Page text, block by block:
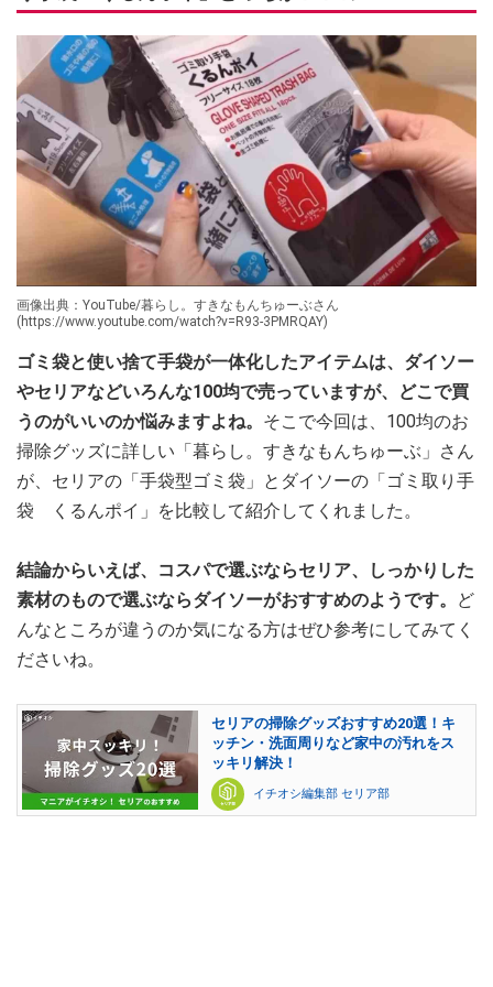
画像出典：YouTube/暮らし。すきなもんちゅーぶさん
(https://www.youtube.com/watch?v=R93-3PMRQAY)
ゴミ袋と使い捨て手袋が一体化したアイテムは、ダイソー
やセリアなどいろんな100均で売っていますが、どこで買
うのがいいのか悩みますよね。 そこで今回は、100均のお
掃除グッズに詳しい「暮らし。すきなもんちゅーぶ」さん
が、セリアの「手袋型ゴミ袋」とダイソーの「ゴミ取り手
袋 くるんポイ」を比較して紹介してくれました。
結論からいえば、コスパで選ぶならセリア、しっかりした
素材のもので選ぶならダイソーがおすすめのようです。
ど
んなところが違うのか気になる方はぜひ参考にしてみてく
ださいね。
セリアの掃除グッズおすすめ20選！キ
ッチン・洗面周りなど家中の汚れをス
ッキリ解決！
イチオシ編集部 セリア部